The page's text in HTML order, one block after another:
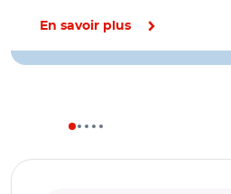
En savoir plus